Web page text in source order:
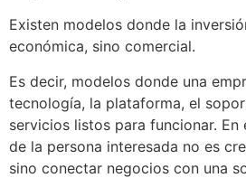
Existen modelos donde la
económica, sino comercial.
Es decir, modelos donde una
tecnología, la plataforma, el
servicios listos para funcionar. En
de la persona interesada no es
sino conectar negocios con una